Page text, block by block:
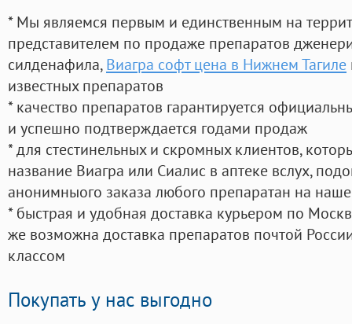
* Мы являемся первым и единственным на
представителем по продаже препаратов
силденафила, Виагра софт цена в Нижнем Тагиле
известных препаратов
* качество препаратов гарантируется
и успешно подтверждается годами продаж
* для стестинельных и скромных клиентов,
название Виагра или Сиалис в аптеке вслух,
анонимныого заказа любого препаратан на
* быстрая и удобная доставка курьером по
же возможна доставка препаратов почтой
классом
Покупать у нас выгодно